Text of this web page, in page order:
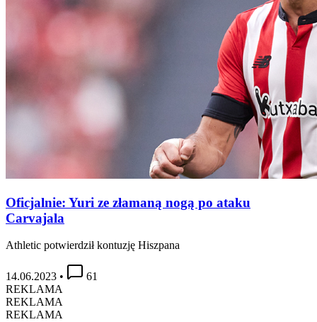
Oficjalnie: Yuri ze złamaną nogą po ataku
Carvajala
Athletic potwierdził kontuzję Hiszpana
14.06.2023 •
61
REKLAMA
REKLAMA
REKLAMA